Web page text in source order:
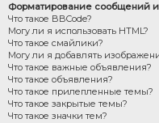
Форматирование сообщений
Что такое BBCode?
Могу ли я использовать HTML?
Что такое смайлики?
Могу ли я добавлять
Что такое важные объявления?
Что такое объявления?
Что такое прилепленные темы?
Что такое закрытые темы?
Что такое значки тем?